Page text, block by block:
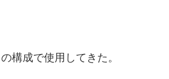
構成で使用してきた。